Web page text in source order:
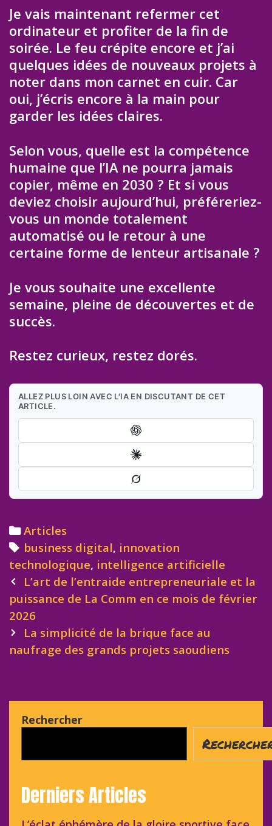
Je vais maintenant refermer cet
ordinateur et profiter de la fin de
soirée. Le feu crépite encore et j’ai
quelques idées de nouveaux projets à
noter dans mon carnet en cuir. Car
oui, j’écris encore à la main pour
garder les idées claires.
Selon vous, quelle est la compétence
humaine que l’IA ne pourra jamais
copier, même en 2030 ? Et si vous
deviez choisir aujourd’hui, préféreriez-
vous un monde totalement
automatisé ou le retour à une
certaine forme de lenteur artisanale ?
Je vous souhaite une excellente
semaine, pleine de découvertes et de
succès.
Restez curieux, restez dorés.
ALLEZ PLUS LOIN AVEC L'IA EN DISCUTANT DE CET
ARTICLE.
Categories
Articles
Tags
business digital, innovation
technologique, intelligence artificielle
Post
navigation
L’art de l’entraide entrepreneuriale et la
puissance de La Comm en ce mois de février
2026
La simplicité de la brique face au
naufrage des grands projets saoudiens
Rechercher
Derniers Articles